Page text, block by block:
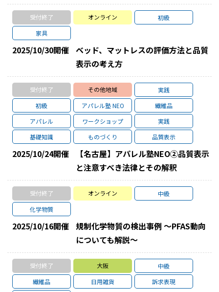
受付終了 オンライン
初級
家具
2025/10/30開催 ベッド、マットレスの評価方法と品質
表示の考え方
受付終了 その他地域
実践
初級
アパレル塾 NEO
繊維品
アパレル
ワークショップ
実践
基礎知識
ものづくり 品質表示
2025/10/24開催
【名古屋】アパレル塾NEO②品質表示
と注意すべき法律とその解釈
受付終了 オンライン
中級
化学物質
2025/10/16開催 規制化学物質の検出事例 ～PFAS動向
についても解説～
受付終了 大阪
中級
繊維品
日用雑貨
訴求表現